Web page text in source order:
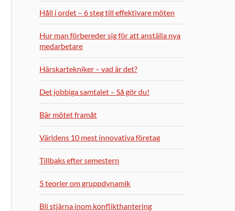
Håll i ordet – 6 steg till effektivare möten
Hur man förbereder sig för att anställa nya
medarbetare
Härskartekniker – vad är det?
Det jobbiga samtalet – Så gör du!
Bär mötet framåt
Världens 10 mest innovativa företag
Tillbaks efter semestern
5 teorier om gruppdynamik
Bli stjärna inom konflikthantering